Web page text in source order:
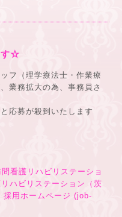
す☆
フ（理学療法士・作業療
業務拡大の為、事務員さ
応募が殺到いたします
看護リハビリステーショ
ハビリステーション（茨
採用ホームページ (job-